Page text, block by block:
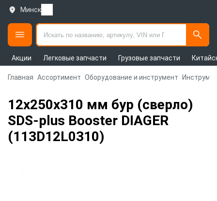
Минск
Акции Легковые запчасти Грузовые запчасти
Главная Ассортимент Оборудование и инструмент
12х250х310 мм бур (сверло)
SDS-plus Booster DIAGER
(113D12L0310)